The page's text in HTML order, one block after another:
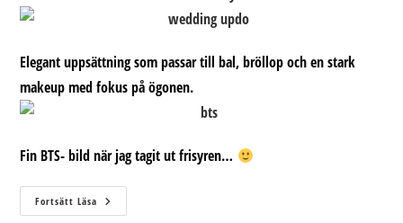
Elegant uppsättning som passar till bal, bröllop och en stark
makeup med fokus på ögonen.
Fin BTS- bild när jag tagit ut frisyren…
Fortsätt Läsa Exotisk
Tema